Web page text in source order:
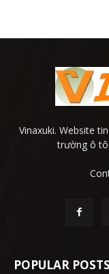
Vinaxuki. Website
trường ô
POPULAR POSTS